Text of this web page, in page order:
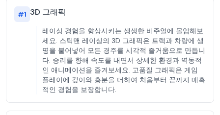
#1 3D 그래픽
레이싱 경험을 향상시키는 생생한 비주얼에 몰입해보
세요. 스틱맨 레이싱의 3D 그래픽은 트랙과 차량에 생
명을 불어넣어 모든 경주를 시각적 즐거움으로 만듭니
다. 승리를 향해 속도를 내면서 상세한 환경과 역동적
인 애니메이션을 즐겨보세요. 고품질 그래픽은 게임
플레이에 깊이와 흥분을 더하여 처음부터 끝까지 매혹
적인 경험을 보장합니다.